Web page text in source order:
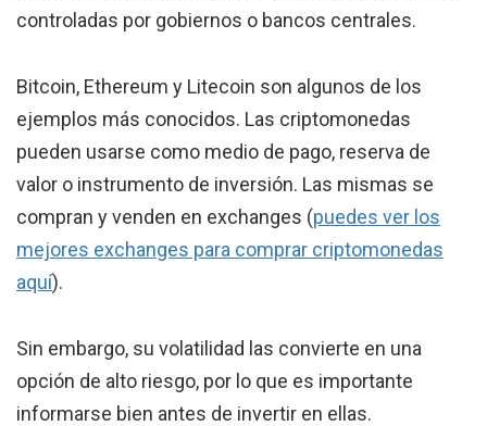
controladas por gobiernos o bancos centrales.
Bitcoin, Ethereum y Litecoin son algunos de los
ejemplos más conocidos. Las criptomonedas
pueden usarse como medio de pago, reserva de
valor o instrumento de inversión. Las mismas se
compran y venden en exchanges (puedes ver los
mejores exchanges para comprar criptomonedas
aquí).
Sin embargo, su volatilidad las convierte en una
opción de alto riesgo, por lo que es importante
informarse bien antes de invertir en ellas.